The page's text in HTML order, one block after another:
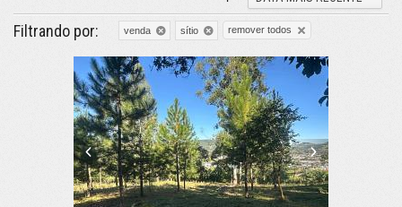
Filtrando por: venda sítio remover todos